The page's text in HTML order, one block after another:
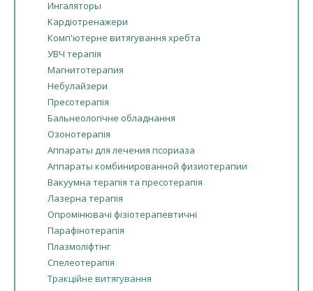
Ингаляторы
Кардіотренажери
Комп'ютерне витягування хребта
УВЧ терапія
Магнитотерапия
Небулайзери
Пресотерапія
Бальнеологічне обладнання
Озонотерапія
Аппараты для лечения псориаза
Аппараты комбинированной физиотерапии
Вакуумна терапія та пресотерапія
Лазерна терапія
Опромінювачі фізіотерапевтичні
Парафінотерапія
Плазмоліфтінг
Спелеотерапія
Тракційне витягування